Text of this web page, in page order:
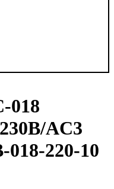
018
AC3
220-10